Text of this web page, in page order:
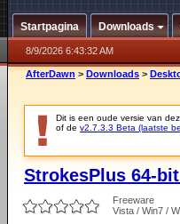
Startpagina Downloads
8/9/2026 6:43:32 AM
AfterDawn > Downloads >
Dit is een oude versie van
of de v2.7.3.3 Beta (laatste
StrokesPlus 64-
Freeware
Vista / Win7 /